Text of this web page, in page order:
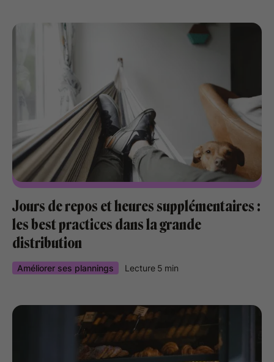
Jours de repos et heures supplémentaires :
les best practices dans la grande
distribution
Améliorer ses plannings Lecture 5 min